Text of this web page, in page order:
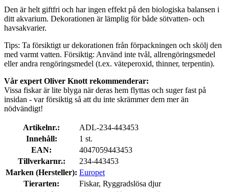
Den är helt giftfri och har ingen effekt på den biologiska balansen i
ditt akvarium. Dekorationen är lämplig för både sötvatten- och
havsakvarier.
Tips: Ta försiktigt ur dekorationen från förpackningen och skölj den
med varmt vatten. Försiktig: Använd inte tvål, allrengöringsmedel
eller andra rengöringsmedel (t.ex. väteperoxid, thinner, terpentin).
Vår expert Oliver Knott rekommenderar:
Vissa fiskar är lite blyga när deras hem flyttas och suger fast på
insidan - var försiktig så att du inte skrämmer dem mer än
nödvändigt!
Artikelnr.:
ADL-234-443453
Innehåll:
1 st.
EAN:
4047059443453
Tillverkarnr.:
234-443453
Marken (Hersteller): Europet
Tierarten:
Fiskar, Ryggradslösa djur